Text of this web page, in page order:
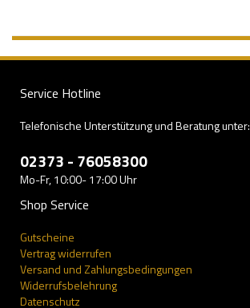
Service Hotline
Telefonische Unterstützung und Beratung unter:
02373 - 76058300
Mo-Fr, 10:00- 17:00 Uhr
Shop Service
Gutscheine
Vertrag widerrufen
Versand und Zahlungsbedingungen
Widerrufsbelehrung
Datenschutz